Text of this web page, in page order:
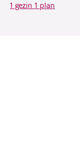
1 gezin 1 plan